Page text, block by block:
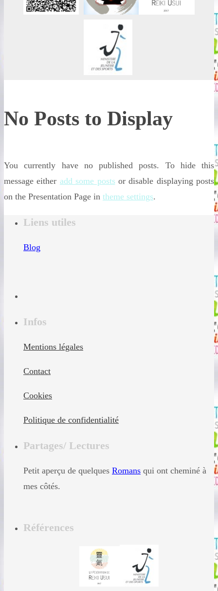
No Posts to Display
You currently have no published posts. To hide this
message either add some postsor disable displaying posts
on the Presentation Page in theme settings.
Liens utiles
Blog
Infos
Mentions légales
Contact
Cookies
Politique de confidentialité
Partages/ Lectures
Petit aperçu de quelques Romans qui ont cheminé à
mes côtés.
Références